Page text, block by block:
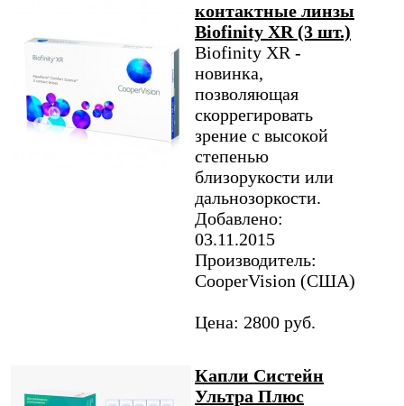
контактные линзы
Biofinity XR (3 шт.)
Biofinity XR -
новинка,
позволяющая
скоррегировать
зрение с высокой
степенью
близорукости или
дальнозоркости.
Добавлено:
03.11.2015
Производитель:
CooperVision (США)
Цена: 2800 руб.
Капли Систейн
Ультра Плюс